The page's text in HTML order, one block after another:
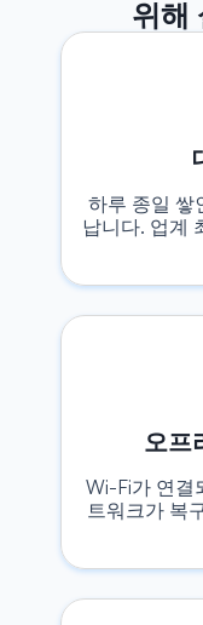
위해
하루 종일 쌓
납니다. 업계
오프
Wi-Fi가 연결
트워크가 복